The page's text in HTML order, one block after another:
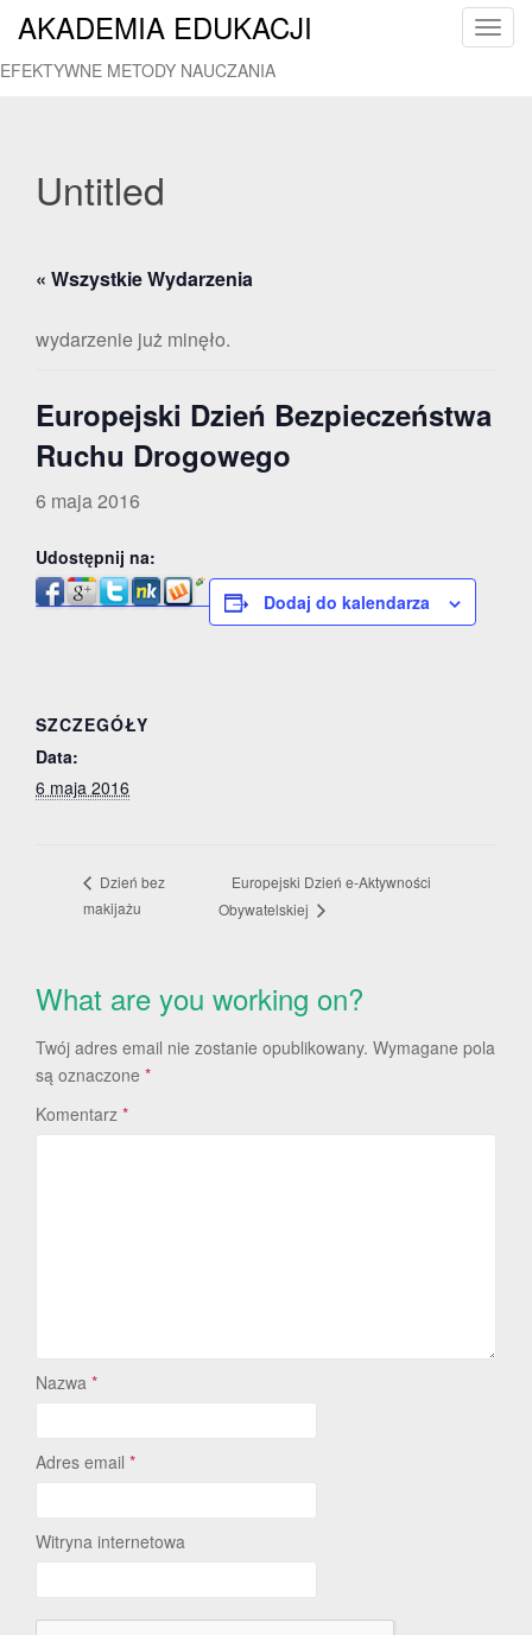
T
o
AKADEMIA EDUKACJI
EFEKTYWNE METODY NAUCZANIA
Untitled
« Wszystkie Wydarzenia
wydarzenie już minęło.
Europejski Dzień Bezpieczeństwa
Ruchu Drogowego
6 maja 2016
Udostępnij na:
Dodaj do kalendarza
SZCZEGÓŁY
Data:
6 maja 2016
Dzień bez
makijażu
Europejski Dzień e-Aktywności
Obywatelskiej
What are you working on?
Twój adres email nie zostanie opublikowany. Wymagane pola
są oznaczone *
Komentarz *
Nazwa *
Adres email *
Witryna internetowa